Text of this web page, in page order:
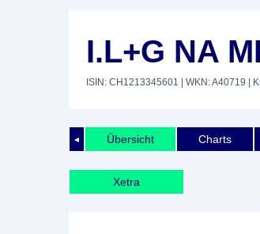
I.L+G NA
ISIN: CH1213345601 | WKN: A40719 |
◄ Übersicht Charts
Xetra